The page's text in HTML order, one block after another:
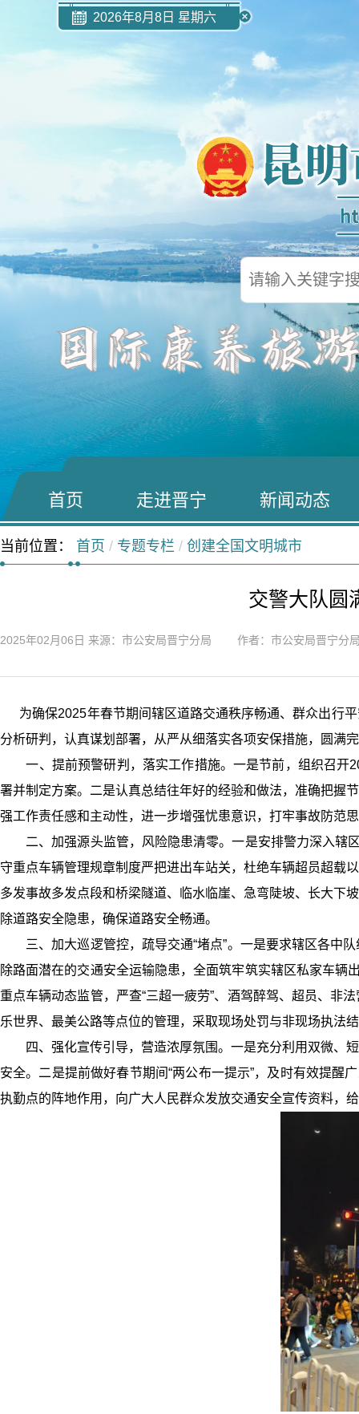
2026年8月8日 星期六
首页 走进晋宁 新闻动态
当前位置： 首页 / 专题专栏 / 创建全国文明城市
交警大队圆
2025年02月06日 来源：市公安局晋宁分局 作者：市公安局晋宁分
为确保2025年春节期间辖区道路交通秩序畅通、群众出行
分析研判，认真谋划部署，从严从细落实各项安保措施，圆满
一、提前预警研判，落实工作措施。一是节前，组织召开
署并制定方案。二是认真总结往年好的经验和做法，准确把握
强工作责任感和主动性，进一步增强忧患意识，打牢事故防范
二、加强源头监管，风险隐患清零。一是安排警力深入辖区
守重点车辆管理规章制度严把进出车站关，杜绝车辆超员超载
多发事故多发点段和桥梁隧道、临水临崖、急弯陡坡、长大下
除道路安全隐患，确保道路安全畅通。
三、加大巡逻管控，疏导交通“堵点”。一是要求辖区各中队
除路面潜在的交通安全运输隐患，全面筑牢筑实辖区私家车辆
重点车辆动态监管，严查“三超一疲劳”、酒驾醉驾、超员、非
乐世界、最美公路等点位的管理，采取现场处罚与非现场执法
四、强化宣传引导，营造浓厚氛围。一是充分利用双微、短
安全。二是提前做好春节期间“两公布一提示”，及时有效提醒
执勤点的阵地作用，向广大人民群众发放交通安全宣传资料，